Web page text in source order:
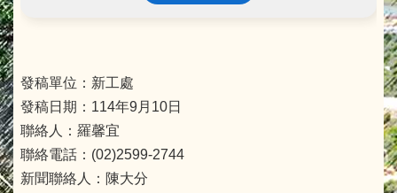
發稿單位：新工處
發稿日期：114年9月10日
聯絡人：羅馨宜
聯絡電話：(02)2599-2744
新聞聯絡人：陳大分